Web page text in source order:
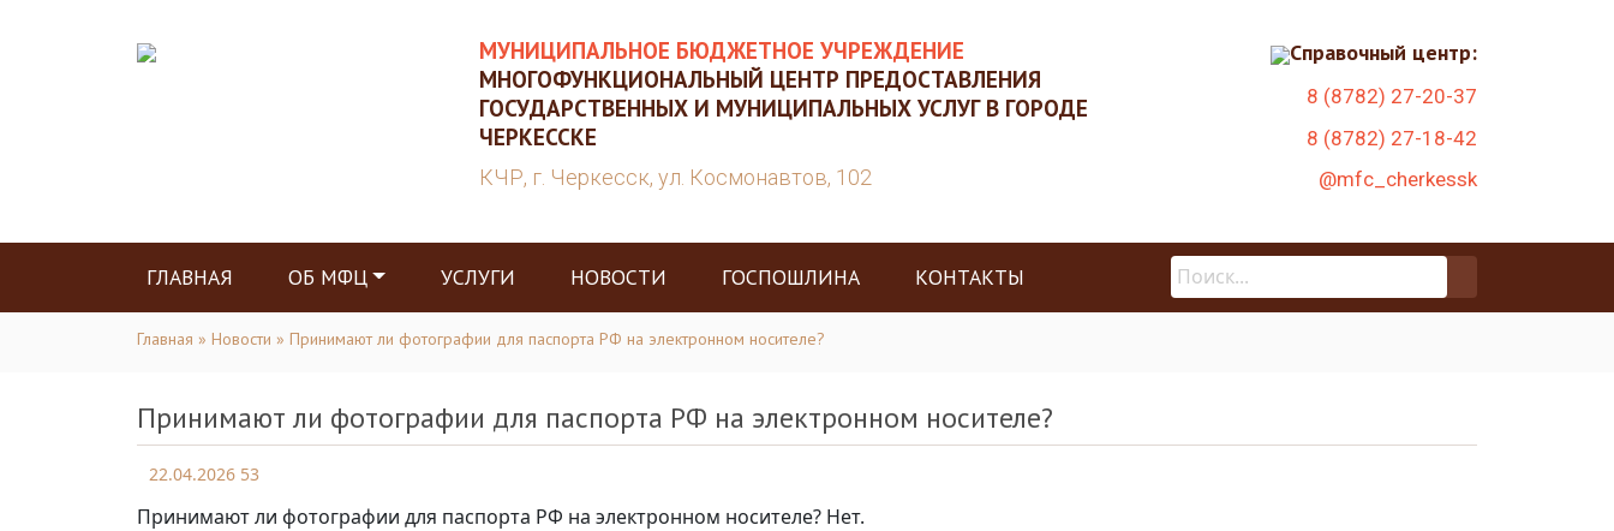
МУНИЦИПАЛЬНОЕ БЮДЖЕТНОЕ УЧРЕЖДЕНИЕ
МНОГОФУНКЦИОНАЛЬНЫЙ ЦЕНТР ПРЕДОСТАВЛЕНИЯ
ГОСУДАРСТВЕННЫХ И МУНИЦИПАЛЬНЫХ УСЛУГ В ГОРОДЕ
ЧЕРКЕССКЕ
КЧР, г. Черкесск, ул. Космонавтов, 102
Справочный центр:
8 (8782) 27-20-37
8 (8782) 27-18-42
@mfc_cherkessk
ГЛАВНАЯ ОБ МФЦ УСЛУГИ НОВОСТИ ГОСПОШЛИНА КОНТАКТЫ
Главная » Новости » Принимают ли фотографии для паспорта РФ на электронном носителе?
Принимают ли фотографии для паспорта РФ на электронном носителе?
22.04.2026 53
Принимают ли фотографии для паспорта РФ на электронном носителе? Нет.